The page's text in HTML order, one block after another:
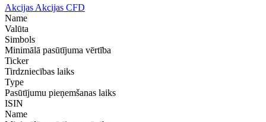
Akcijas Akcijas CFD
Name
Valūta
Simbols
Minimālā pasūtījuma vērtība
Ticker
Tirdzniecības laiks
Type
Pasūtījumu pieņemšanas laiks
ISIN
Name